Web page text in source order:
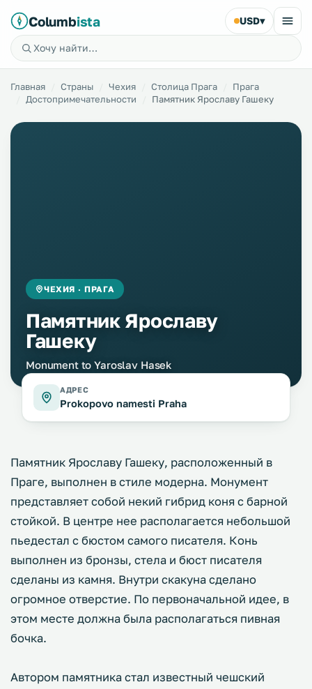
Columbista USD▾
Главная Страны Чехия Столица Прага
Прага
Достопримечательности
Памятник Ярославу Гашеку
ЧЕХИЯ · ПРАГА
Памятник Ярославу
Гашеку
Monument to Yaroslav Hasek
АДРЕС
Prokopovo namesti Praha
Памятник Ярославу Гашеку, расположенный в
Праге, выполнен в стиле модерна. Монумент
представляет собой некий гибрид коня с барной
стойкой. В центре нее располагается небольшой
пьедестал с бюстом самого писателя. Конь
выполнен из бронзы, стела и бюст писателя
сделаны из камня. Внутри скакуна сделано
огромное отверстие. По первоначальной идее, в
этом месте должна была располагаться пивная
бочка.
Автором памятника стал известный чешский